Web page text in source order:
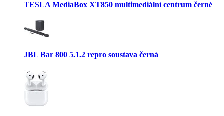
TESLA MediaBox XT850 multimediální centrum černé
JBL Bar 800 5.1.2 repro soustava černá